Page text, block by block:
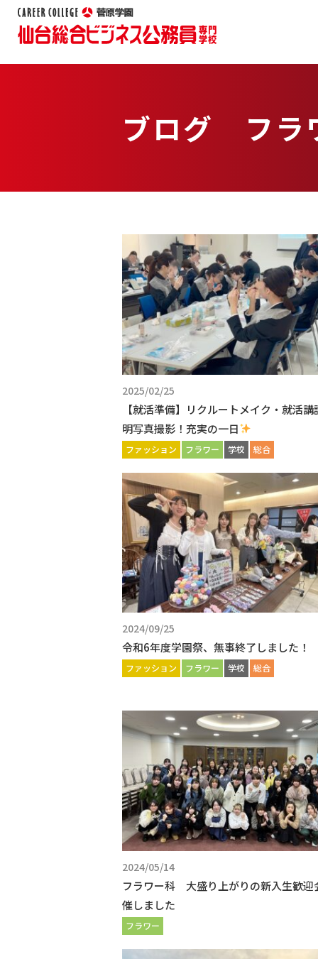
ブログ フラ
2025/02/25
【就活準備】リクルートメイク・就活講
明写真撮影！充実の一日
ファッション フラワー 学校 総合
2024/09/25
令和6年度学園祭、無事終了しました！
ファッション フラワー 学校 総合
2024/05/14
フラワー科 大盛り上がりの新入生歓迎
催しました
フラワー